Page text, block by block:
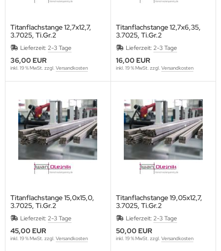
Titanflachstange 12,7x12,7,
3.7025, Ti.Gr.2
Lieferzeit: 2-3 Tage
36,00 EUR
inkl. 19 % MwSt. zzgl. Versandkosten
Titanflachstange 12,7x6,35,
3.7025, Ti.Gr.2
Lieferzeit: 2-3 Tage
16,00 EUR
inkl. 19 % MwSt. zzgl. Versandkosten
Titanflachstange 15,0x15,0,
3.7025, Ti.Gr.2
Lieferzeit: 2-3 Tage
45,00 EUR
inkl. 19 % MwSt. zzgl. Versandkosten
Titanflachstange 19,05x12,7,
3.7025, Ti.Gr.2
Lieferzeit: 2-3 Tage
50,00 EUR
inkl. 19 % MwSt. zzgl. Versandkosten